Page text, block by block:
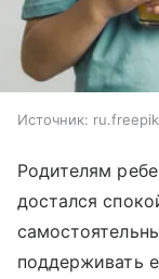
Источник:
Родителям
достался
поддерживать